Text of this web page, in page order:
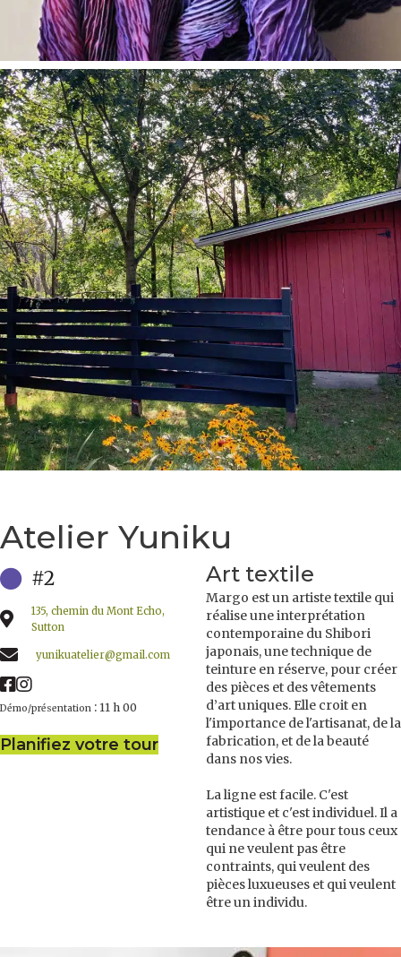
Atelier Yuniku
#2
135, chemin du Mont Echo,
Sutton
yunikuatelier@gmail.com
Démo/présentation : 11 h 00
Planifiez votre tour
Art textile
Margo est un artiste textile qui
réalise une interprétation
contemporaine du Shibori
japonais, une technique de
teinture en réserve, pour créer
des pièces et des vêtements
d’art uniques. Elle croit en
l'importance de l'artisanat, de la
fabrication, et de la beauté
dans nos vies.
La ligne est facile. C'est
artistique et c'est individuel. Il a
tendance à être pour tous ceux
qui ne veulent pas être
contraints, qui veulent des
pièces luxueuses et qui veulent
être un individu.